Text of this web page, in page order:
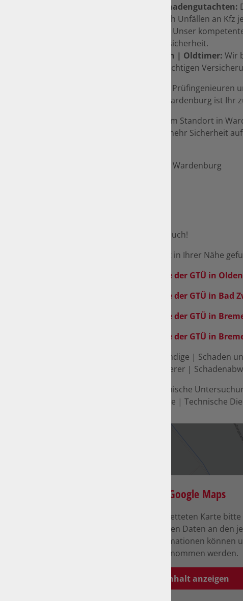
Unfallgutachten | Schadengutachten:
Schadengutachten nach Unfällen an Kfz
Unser
Fahrzeugtechnik und -sicherheit.
Fahrzeugbewertungen | Oldtimer: Wir
die Einschätzung des richtigen
Unser Team aus erfahrenen
Die Kfz-Prüfstelle IGEFA in Wardenburg ist
Besuchen Sie uns an unserem Standort in
Gemeinsam sorgen wir für mehr Sicherheit
Deine Kfz-Prüfstelle IGEFA in Wardenburg
Wir freuen uns auf Ihren Besuch!
Nicht den richtigen Standort in Ihrer Nähe
IGEFA - Deine Kfz-Prüfstelle der GTÜ in
IGEFA - Deine Kfz-Prüfstelle der GTÜ in Bad
IGEFA - Deine Kfz-Prüfstelle der GTÜ in
IGEFA - Deine Kfz-Prüfstelle der GTÜ in
Unfallschaden | Sachverständige |
Haftpflichschaden | Versicherer |
Hauptuntersuchung | Technische
| Prüfbericht | Schnellservice | Technische
Zum Aktivieren der eingebetteten Karte
Durch das Aktivieren werden Daten an den
übermittelt. Weitere Informationen können
Datenschutzerklärung entnommen werden.
Inhalt anzeigen